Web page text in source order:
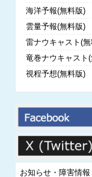
海洋予報(無料版)
雲量予報(無料版)
雷ナウキャスト(
竜巻ナウキャスト
視程予想(無料版)
お知らせ・障害情報